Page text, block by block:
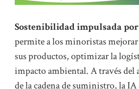
Sostenibilidad impulsada
permite a los minoristas
sus productos, optimizar la
impacto ambiental. A través del
de la cadena de suministro, la IA